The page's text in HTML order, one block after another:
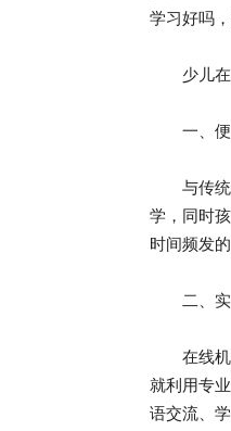
学习好吗
少儿在
一、便
与传统线
学，同时
时间频发
二、实
在线机构
就利用专
语交流、